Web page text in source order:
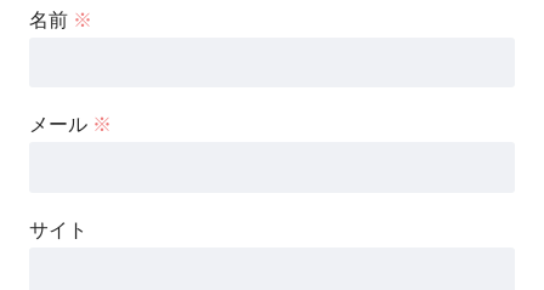
名前 ※
メール ※
サイト